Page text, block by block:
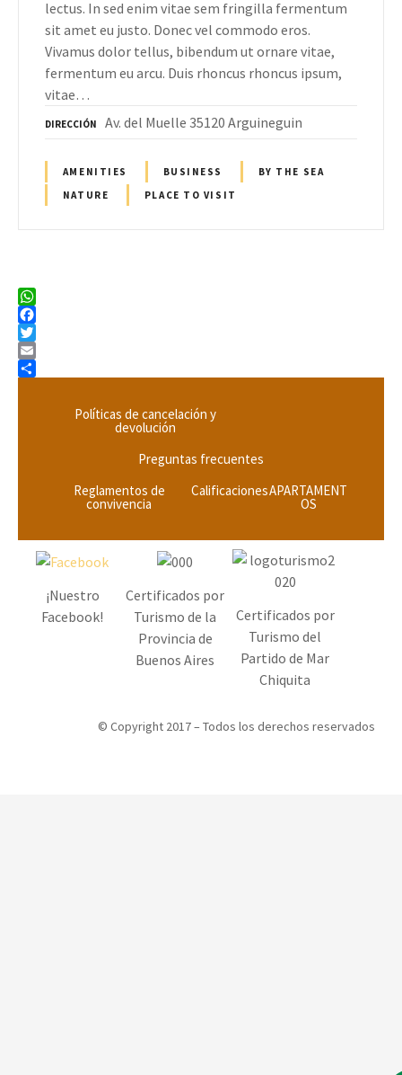
lectus. In sed enim vitae sem fringilla fermentum
sit amet eu justo. Donec vel commodo eros.
Vivamus dolor tellus, bibendum ut ornare vitae,
fermentum eu arcu. Duis rhoncus rhoncus ipsum,
vitae…
DIRECCIÓN Av. del Muelle 35120 Arguineguin
AMENITIES BUSINESS
BY THE SEA
NATURE
PLACE TO VISIT
W
h
a
t
F
a
c
T
w
E
Políticas de cancelación y
devolución
Preguntas frecuentes
Reglamentos de
convivencia
CalificacionesAPARTAMENT
OS
¡Nuestro
Facebook!
Certificados por
Turismo de la
Provincia de
Buenos Aires
Certificados por
Turismo del
Partido de Mar
Chiquita
© Copyright 2017 – Todos los derechos reservados